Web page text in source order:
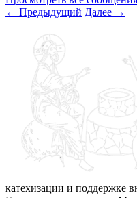
← Предыдущий Далее →
катехизации и поддержке